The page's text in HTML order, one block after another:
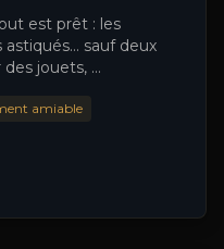
est prêt : les
astiqués… sauf deux
des jouets, …
amiable